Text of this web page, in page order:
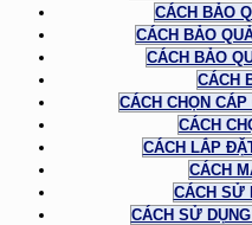
CÁCH BẢO
CÁCH BẢO
CÁCH BẢO
CÁCH
CÁCH CHỌN
CÁCH
CÁCH LẮP
CÁCH
CÁCH SỬ
CÁCH SỬ